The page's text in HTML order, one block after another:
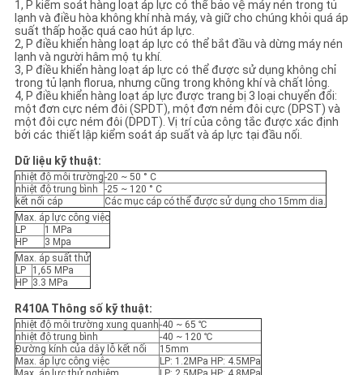
CHÍNH
SÁCH
BẢO
MẬT
1, P kiểm soát hàng loạt áp lực có thể bảo vệ máy nén trong tủ
lạnh và điều hòa không khí nhà máy, và giữ cho chúng khỏi quá áp
suất thấp hoặc quá cao hút áp lực.
2, P điều khiển hàng loạt áp lực có thể bắt đầu và dừng máy nén
lạnh và người hâm mộ tụ khí.
3, P điều khiển hàng loạt áp lực có thể được sử dụng không chỉ
trong tủ lạnh florua, nhưng cũng trong không khí và chất lỏng.
4, P điều khiển hàng loạt áp lực được trang bị 3 loại chuyển đổi:
một đơn cực ném đôi (SPDT), một đơn ném đôi cực (DPST) và
một đôi cực ném đôi (DPDT). Vị trí của công tắc được xác định
bởi các thiết lập kiểm soát áp suất và áp lực tại đầu nối.
Dữ liệu kỹ thuật:
nhiệt độ môi trường-20 ~ 50 ° C
nhiệt độ trung bình
-25 ~ 120 ° C
kết nối cáp
Các mục cáp có thể được sử dụng cho 15mm dia.
Max. áp lực công việc
LP
1 MPa
HP
3 Mpa
Max. áp suất thử
LP
1,65 MPa
HP 3.3 MPa
R410A Thông số kỹ thuật:
nhiệt độ môi trường xung quanh-40 ~ 65 ℃
nhiệt độ trung bình
-40 ~ 120 ℃
Đường kính của dây lỗ kết nối
15mm
Max. áp lực công việc
LP: 1.2MPa HP: 4.5MPa